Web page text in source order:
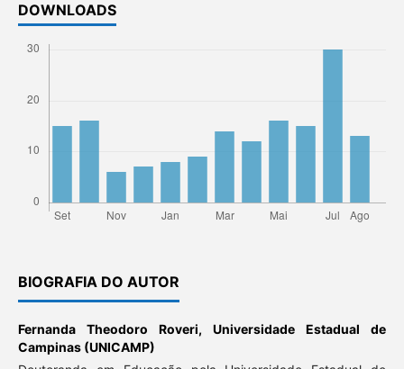
DOWNLOADS
BIOGRAFIA DO AUTOR
Fernanda Theodoro Roveri,Universidade Estadual de
Campinas (UNICAMP)